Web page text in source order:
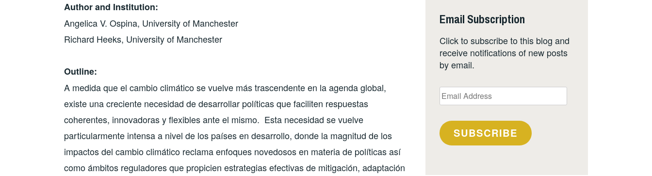
Author and Institution:
Angelica V. Ospina, University of Manchester
Richard Heeks, University of Manchester
Outline:
A medida que el cambio climático se vuelve más trascendente en la agenda global,
existe una creciente necesidad de desarrollar políticas que faciliten respuestas
coherentes, innovadoras y flexibles ante el mismo. Esta necesidad se vuelve
particularmente intensa a nivel de los países en desarrollo, donde la magnitud de los
impactos del cambio climático reclama enfoques novedosos en materia de políticas así
como ámbitos reguladores que propicien estrategias efectivas de mitigación, adaptación
Email Subscription
Click to subscribe to this blog and
receive notifications of new posts
by email.
Email
Address
SUBSCRIBE